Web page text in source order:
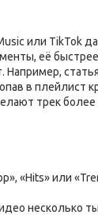
или TikTok
её
в плейлист
трек
«Hits» или
несколько